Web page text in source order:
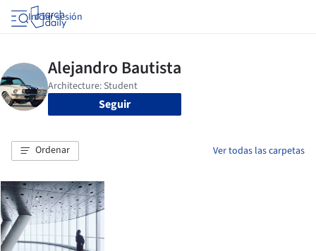
Iniciar sesión
Seguir
Ordenar Ver todas las carpetas